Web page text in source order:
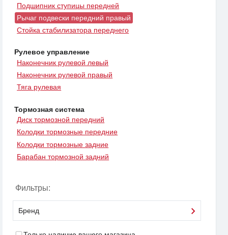
Подшипник ступицы передней
Рычаг подвески передний правый
Стойка стабилизатора переднего
Рулевое управление
Наконечник рулевой левый
Наконечник рулевой правый
Тяга рулевая
Тормозная система
Диск тормозной передний
Колодки тормозные передние
Колодки тормозные задние
Барабан тормозной задний
Фильтры:
Бренд